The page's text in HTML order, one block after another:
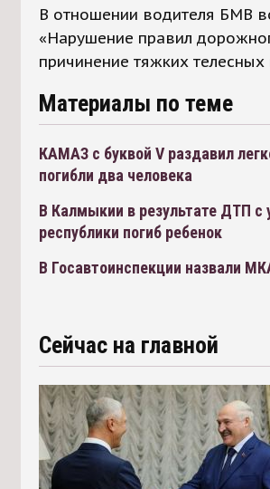
В отношении водителя БМВ
«Нарушение правил
причинение тяжких
Материалы по теме
КАМАЗ с буквой V раздавил
погибли два человека
В Калмыкии в результате ДТП с
республики погиб ребенок
В Госавтоинспекции назвали
Сейчас на главной